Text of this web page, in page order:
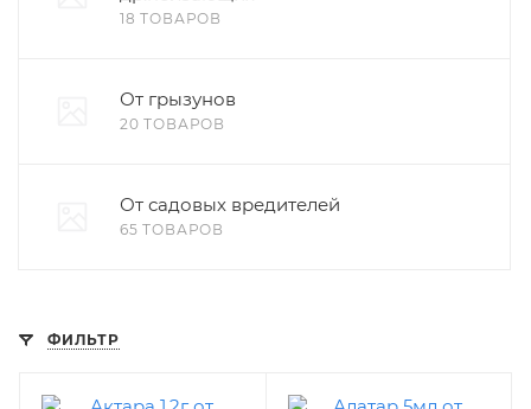
18 ТОВАРОВ
От грызунов
20 ТОВАРОВ
От садовых вредителей
65 ТОВАРОВ
ФИЛЬТР